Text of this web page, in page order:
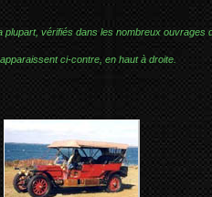
vérifiés dans les nombreux ouvrages
ci-contre, en haut à droite.